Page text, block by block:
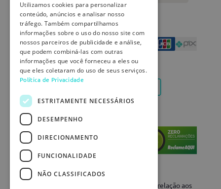
Formas de pagamento
REDES SOCIAIS
Certificados
Os preços da loja online podem variar em relação aos
Utilizamos cookies para personalizar
conteúdo, anúncios e analisar nosso
tráfego. Também compartilhamos
informações sobre o uso do nosso site com
nossos parceiros de publicidade e análise,
que podem combiná-las com outras
informações que você forneceu a eles ou
que eles coletaram do uso de seus serviços.
Política de Privacidade
ESTRITAMENTE NECESSÁRIOS
DESEMPENHO
DIRECIONAMENTO
FUNCIONALIDADE
NÃO CLASSIFICADOS